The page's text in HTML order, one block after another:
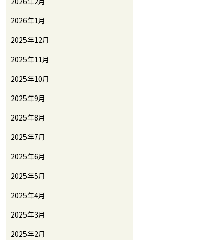
2026年1月
2025年12月
2025年11月
2025年10月
2025年9月
2025年8月
2025年7月
2025年6月
2025年5月
2025年4月
2025年3月
2025年2月